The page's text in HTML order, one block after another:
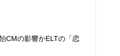
CMの影響かELTの「恋